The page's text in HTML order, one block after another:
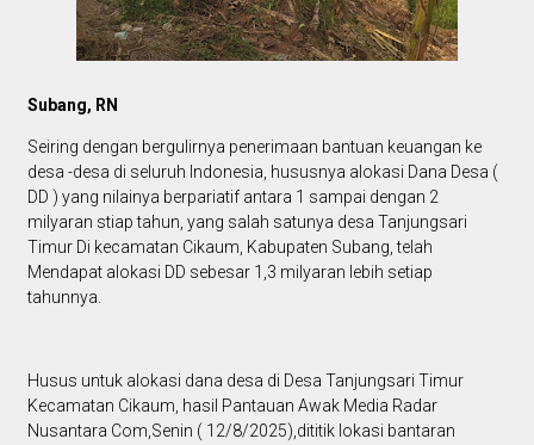
Subang, RN
Seiring dengan bergulirnya penerimaan bantuan keuangan ke
desa -desa di seluruh Indonesia, hususnya alokasi Dana Desa (
DD ) yang nilainya berpariatif antara 1 sampai dengan 2
milyaran stiap tahun, yang salah satunya desa Tanjungsari
Timur Di kecamatan Cikaum, Kabupaten Subang, telah
Mendapat alokasi DD sebesar 1,3 milyaran lebih setiap
tahunnya.
Husus untuk alokasi dana desa di Desa Tanjungsari Timur
Kecamatan Cikaum, hasil Pantauan Awak Media Radar
Nusantara Com,Senin ( 12/8/2025),dititik lokasi bantaran